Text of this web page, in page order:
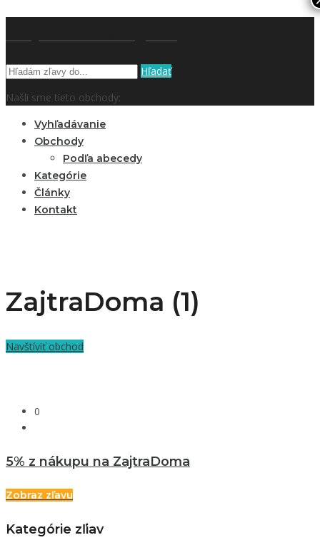
Hľadať
Našli sme tieto obchody:
Vyhľadávanie
Obchody
Podľa abecedy
Kategórie
Články
Kontakt
ZajtraDoma (1)
Navštíviť obchod
0
5% z nákupu na ZajtraDoma
Zobraz zľavu
Kategórie zľiav